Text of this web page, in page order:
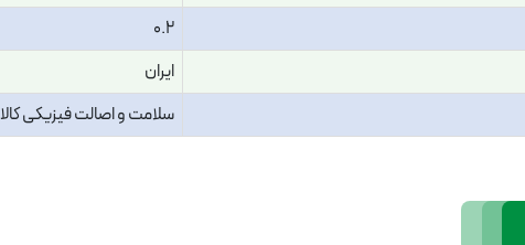
0.2
ایران
سلامت و اصالت فیزیکی کالا